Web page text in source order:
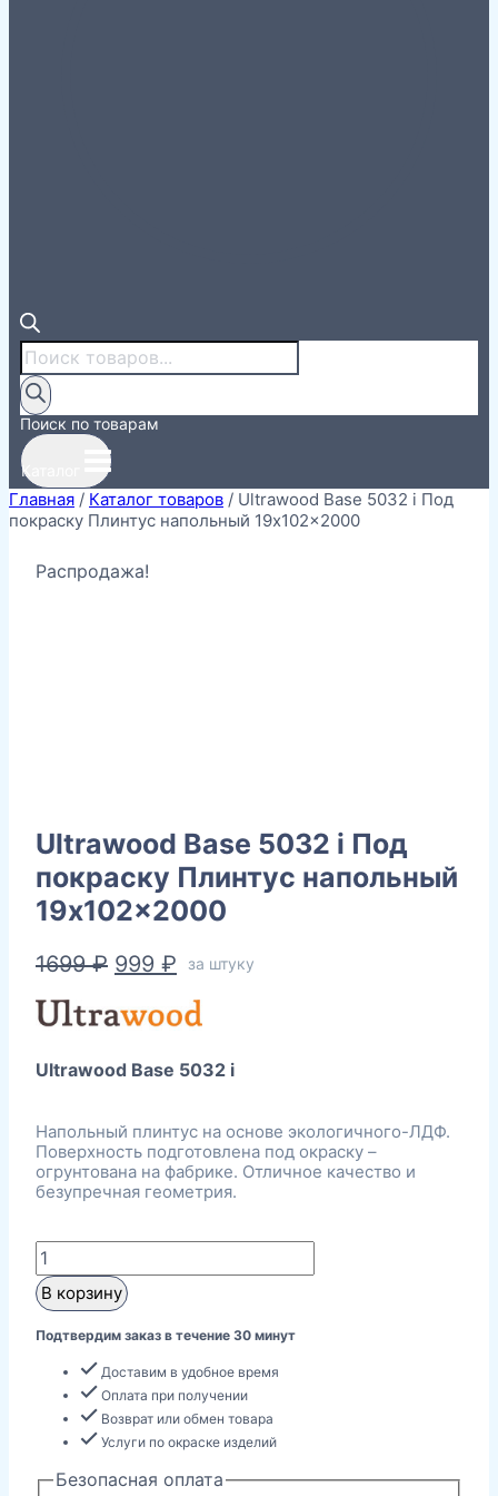
Поиск
товаров
Поиск по товарам
Каталог
Главная / Каталог товаров / Ultrawood Base 5032 i Под
покраску Плинтус напольный 19x102x2000
Распродажа!
Ultrawood Base 5032 i Под
покраску Плинтус напольный
19x102x2000
1699₽ Первоначальная
составляла
1699 ₽.
999 ₽ Текущая
цена:
999 ₽.
за штуку
Ultrawood Base 5032 i
Напольный плинтус на основе экологичного-ЛДФ.
Поверхность подготовлена под окраску –
огрунтована на фабрике. Отличное качество и
безупречная геометрия.
Количество
товара
Ultrawood
Base
5032
Под
покраску
Плинтус
В корзину
Подтвердим заказ в течение 30 минут
Доставим в удобное время
Оплата при получении
Возврат или обмен товара
Услуги по окраске изделий
Безопасная оплата